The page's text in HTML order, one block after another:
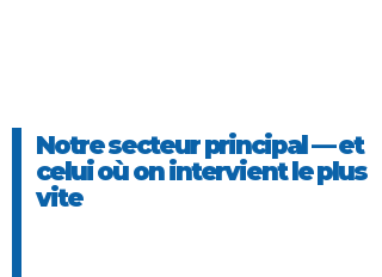
Notre secteur principal — et
celui où on intervient le plus
vite